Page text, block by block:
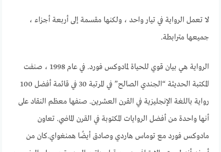
لا تعمل الرواية في تيار واحد ، ولكنها مقسمة إلى أربعة أجزاء ،
جميعها مترابطة.
الرواية هي بيان قوي للحياة لمادوكس فورد. في عام 1998 ، صنفت
المكتبة الحديثة “الجندي الصالح” في المرتبة 30 في قائمة أفضل 100
رواية باللغة الإنجليزية في القرن العشرين. صنفها معظم النقاد على
أنها واحدة من أفضل الروايات المكتوبة في القرن الماضي. تعاون
مادوكس فورد مع توماس هاردي وصادق أيضًا همنغواي.كان من